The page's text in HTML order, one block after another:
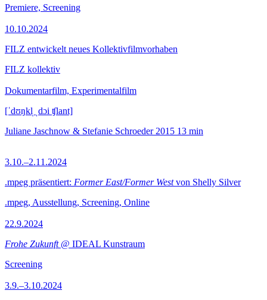
Premiere, Screening
10.10.2024
FILZ entwickelt neues Kollektivfilmvorhaben
FILZ kollektiv
Dokumentarfilm, Experimentalfilm
[ˈdʊŋkl̩ ˌdɔi ʧlant]
Juliane Jaschnow & Stefanie Schroeder 2015 13 min
3.10.–2.11.2024
.mpeg präsentiert: Former East/Former Westvon Shelly Silver
.mpeg, Ausstellung, Screening, Online
22.9.2024
Frohe Zukunft@ IDEAL Kunstraum
Screening
3.9.–3.10.2024